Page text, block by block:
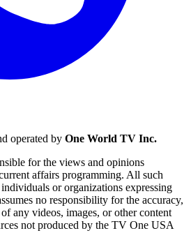
operated by One World TV Inc.
for the views and opinions
affairs programming. All such
or organizations expressing
no responsibility for the accuracy,
any videos, images, or other content
not produced by the TV One USA